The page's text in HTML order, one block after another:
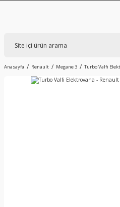
Anasayfa Renault Megane 3 Turbo Valfı